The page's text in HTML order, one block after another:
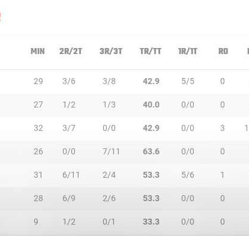
MIN 2R/2T 3R/3T TR/TT 1R/1T RO
29 3/6 3/8 42.9 5/5 0
27 1/2 1/3 40.0 0/0 0
32 3/7 0/0 42.9 0/0 3
26 0/0 7/11 63.6 0/0 0
31 6/11 2/4 53.3 5/6 1
28 6/9 2/6 53.3 0/0 0
9 1/2 0/1 33.3 0/0 0